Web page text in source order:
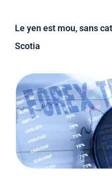
Le yen est mou, sans
Scotia